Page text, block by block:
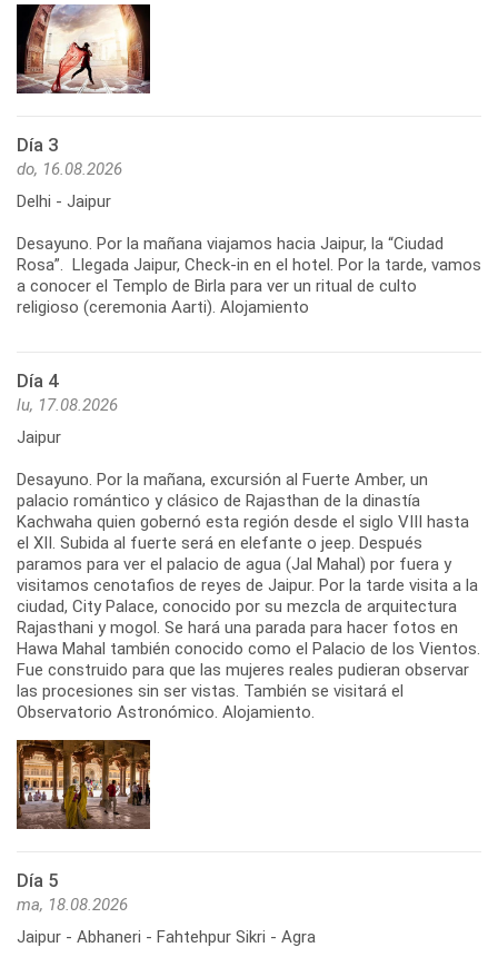
Día 3
do, 16.08.2026
Delhi - Jaipur
Desayuno. Por la mañana viajamos hacia Jaipur, la “Ciudad
Rosa”. Llegada Jaipur, Check-in en el hotel. Por la tarde, vamos
a conocer el Templo de Birla para ver un ritual de culto
Día 4
lu, 17.08.2026
Jaipur
Desayuno. Por la mañana, excursión al Fuerte Amber, un
palacio romántico y clásico de Rajasthan de la dinastía
Kachwaha quien gobernó esta región desde el siglo VIII hasta
el XII. Subida al fuerte será en elefante o jeep. Después
paramos para ver el palacio de agua (Jal Mahal) por fuera y
visitamos cenotafios de reyes de Jaipur. Por la tarde visita a la
ciudad, City Palace, conocido por su mezcla de arquitectura
Rajasthani y mogol. Se hará una parada para hacer fotos en
Hawa Mahal también conocido como el Palacio de los Vientos.
Fue construido para que las mujeres reales pudieran observar
las procesiones sin ser vistas. También se visitará el
Observatorio Astronómico. Alojamiento.
Día 5
ma, 18.08.2026
Jaipur - Abhaneri - Fahtehpur Sikri - Agra